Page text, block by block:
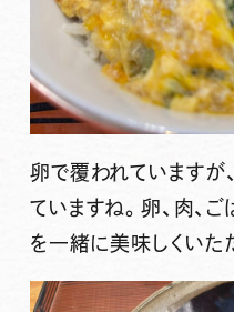
卵で覆われていますが
ていますね。卵、肉、
を一緒に美味しくいた